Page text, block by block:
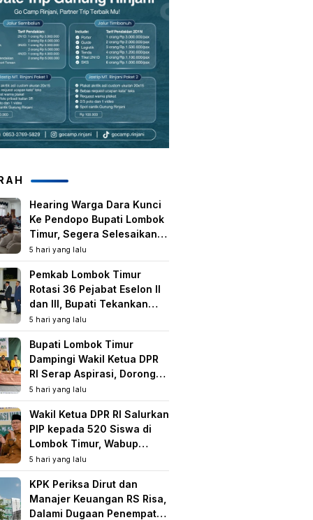
Hearing Warga Dara Kunci
Ke Pendopo Bupati Lombok
Timur, Segera Selesaikan
Konflik Agraria Eks HGU
Tanjung Kenanga
5 hari yang lalu
Pemkab Lombok Timur
Rotasi 36 Pejabat Eselon II
dan III, Bupati Tekankan
Peningkatan Kinerja dan
Pelayanan Publik
5 hari yang lalu
Bupati Lombok Timur
Dampingi Wakil Ketua DPR
RI Serap Aspirasi, Dorong
Program Strategis untuk
Kesejahteraan Masyarakat
5 hari yang lalu
Wakil Ketua DPR RI Salurkan
PIP kepada 520 Siswa di
Lombok Timur, Wabup
Tekankan Pentingnya
Pendidikan dan
Pencegahan Perkawinan
Anak
5 hari yang lalu
KPK Periksa Dirut dan
Manajer Keuangan RS Risa,
Dalami Dugaan Penempatan